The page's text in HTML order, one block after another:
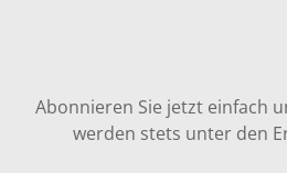
Abonnieren Sie jetzt einfach
werden stets unter den